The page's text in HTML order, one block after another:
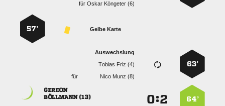
für  
Gelbe Karte
57’
63’
Auswechslung
  
für
  
64’
:

 